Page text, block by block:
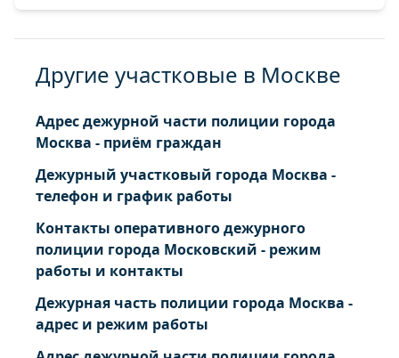
Другие участковые в Москве
Адрес дежурной части полиции города
Москва - приём граждан
Дежурный участковый города Москва -
телефон и график работы
Контакты оперативного дежурного
полиции города Московский - режим
работы и контакты
Дежурная часть полиции города Москва -
адрес и режим работы